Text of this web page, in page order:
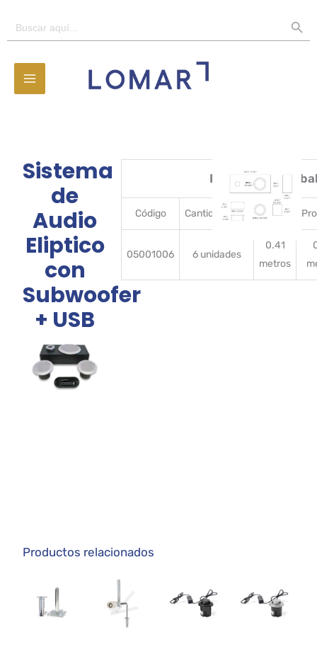
Buscar:
Sistema
de
Audio
Eliptico
con
Subwoofer
+ USB
Detalles del
Código CantidadBulto Ancho
05001006 6 unidades
0.41
metros
Productos relacionados